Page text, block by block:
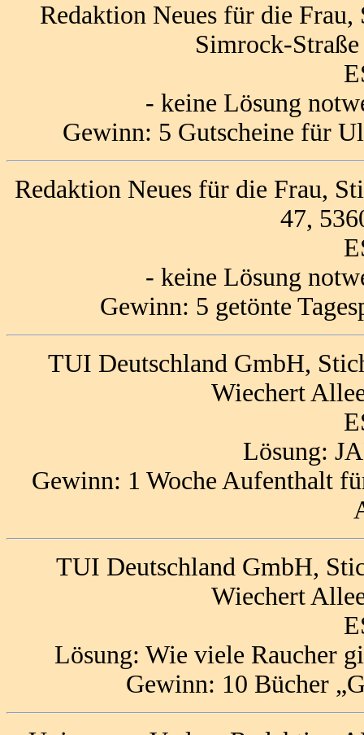
Redaktion Neues für die
Simrock-
- keine Lösung
Gewinn: 5 Gutscheine für
Redaktion Neues für die Frau,
47,
- keine Lösung
Gewinn: 5 getönte
TUI Deutschland GmbH,
Wiechert
Lösung:
Gewinn: 1 Woche Aufenthalt
TUI Deutschland GmbH,
Wiechert
Lösung: Wie viele Raucher
Gewinn: 10 Bücher